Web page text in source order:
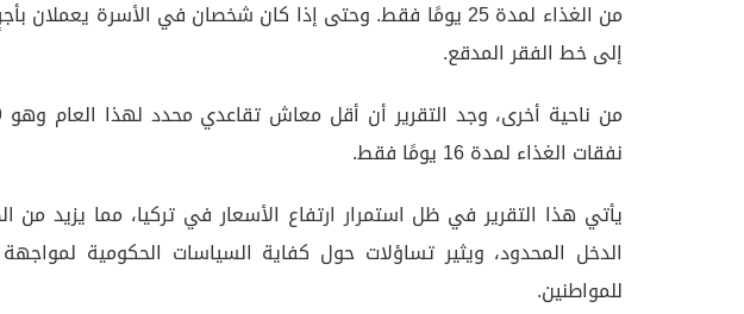
من الغذاء لمدة 25 يومًا فقط. وحتى إذا كان شخصان في الأسرة
إلى خط الفقر المدقع.
نفقات الغذاء لمدة 16 يومًا فقط.
يأتي هذا التقرير في ظل استمرار ارتفاع الأسعار في تركيا، مما يزيد
الدخل المحدود، ويثير تساؤلات حول كفاية السياسات الحكومية
للمواطنين.